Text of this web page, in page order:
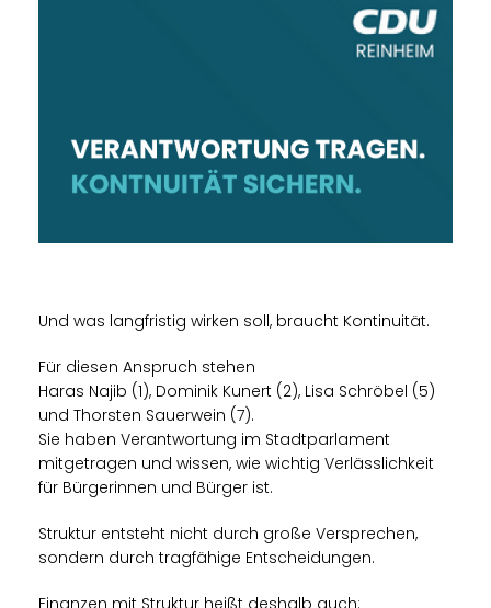
Und was langfristig wirken soll, braucht Kontinuität.
Für diesen Anspruch stehen
Haras Najib (1), Dominik Kunert (2), Lisa Schröbel (5)
und Thorsten Sauerwein (7).
Sie haben Verantwortung im Stadtparlament
mitgetragen und wissen, wie wichtig Verlässlichkeit
für Bürgerinnen und Bürger ist.
Struktur entsteht nicht durch große Versprechen,
sondern durch tragfähige Entscheidungen.
Finanzen mit Struktur heißt deshalb auch: